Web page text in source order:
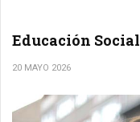
Educación Social
20 MAYO 2026